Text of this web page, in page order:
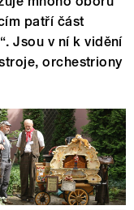
patří část
Jsou v ní k vidění
orchestriony